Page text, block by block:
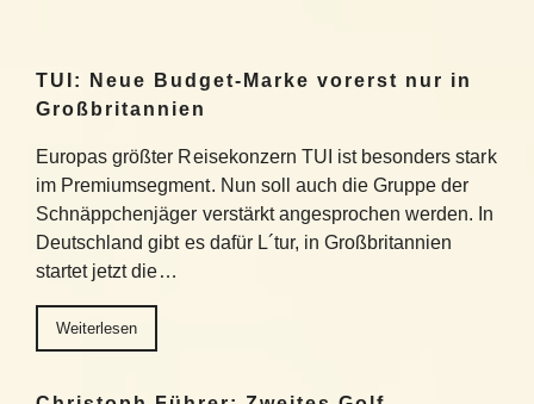
TUI: Neue Budget-Marke vorerst nur in
Großbritannien
Europas größter Reisekonzern TUI ist besonders stark
im Premiumsegment. Nun soll auch die Gruppe der
Schnäppchenjäger verstärkt angesprochen werden. In
Deutschland gibt es dafür L´tur, in Großbritannien
startet jetzt die…
Weiterlesen